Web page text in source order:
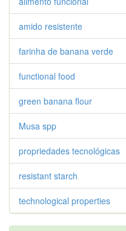
amido resistente
farinha de banana verde
functional food
green banana flour
Musa spp
propriedades tecnológicas
resistant starch
technological properties